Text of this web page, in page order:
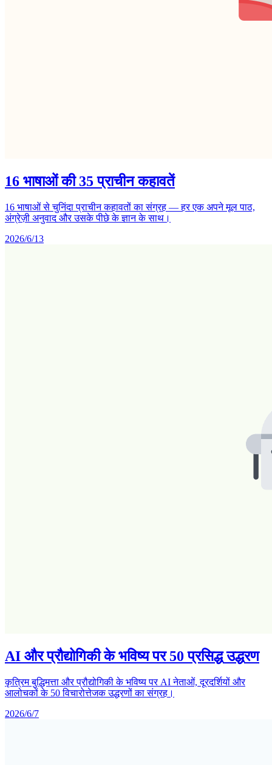
16 भाषाओं की 35 प्राचीन कहावतें
16 भाषाओं से चुनिंदा प्राचीन कहावतों का संग्रह — हर एक अपने मूल पाठ,
अंग्रेज़ी अनुवाद और उसके पीछे के ज्ञान के साथ।
2026/6/13
AI और प्रौद्योगिकी के भविष्य पर 50 प्रसिद्ध उद्धरण
कृत्रिम बुद्धिमत्ता और प्रौद्योगिकी के भविष्य पर AI नेताओं, दूरदर्शियों और
आलोचकों के 50 विचारोत्तेजक उद्धरणों का संग्रह।
2026/6/7